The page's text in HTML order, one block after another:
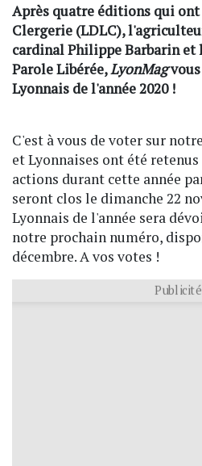
Après quatre éditions qui ont
Clergerie (LDLC),
cardinal Philippe Barbarin et
Parole Libérée,LyonMagvous
Lyonnais de l'année 2020 !
C'est à vous de voter sur
et Lyonnaises ont été
actions durant cette année
seront clos le dimanche 22
Lyonnais de l'année sera
notre prochain numéro,
décembre. A vos votes !
Publicité